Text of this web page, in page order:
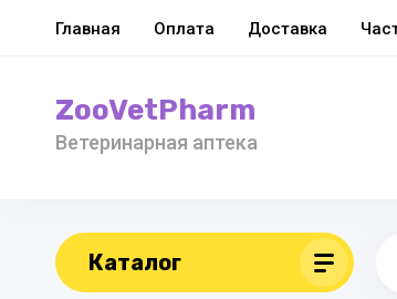
Главная Оплата Доставка
ZooVetPharm
Ветеринарная аптека
Каталог